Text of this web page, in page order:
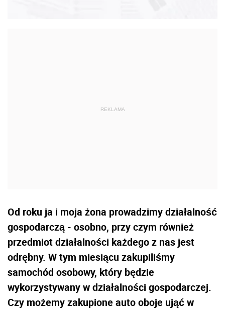
Od roku ja i moja żona prowadzimy działalność
gospodarczą - osobno, przy czym również
przedmiot działalności każdego z nas jest
odrębny. W tym miesiącu zakupiliśmy
samochód osobowy, który będzie
wykorzystywany w działalności gospodarczej.
Czy możemy zakupione auto oboje ująć w